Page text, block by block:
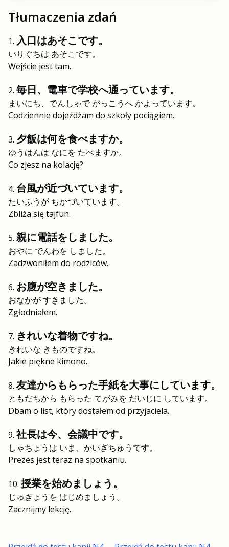
Tłumaczenia zdań
入口はあそこです。
いりぐちは あそこです。
Wejście jest tam.
毎日、電車で学校へ通っています。
まいにち、でんしゃで がっこうへ かよっています。
Codziennie dojeżdżam do szkoły pociągiem.
夕飯は何を食べますか。
ゆうはんは なにを たべますか。
Co zjesz na kolację?
台風が近づいています。
たいふうが ちかづいています。
Zbliża się tajfun.
親に電話をしました。
おやに でんわを しました。
Zadzwoniłem do rodziców.
お腹が空きました。
おなかが すきました。
Zgłodniałem.
きれいな着物ですね。
きれいな きものですね。
Jakie piękne kimono.
友達からもらった手紙を大事にしています。
ともだちから もらった てがみを だいじに しています。
Dbam o list, który dostałem od przyjaciela.
社長は今、会議中です。
しゃちょうは いま、かいぎちゅうです。
Prezes jest teraz na spotkaniu.
授業を始めましょう。
じゅぎょうを はじめましょう。
Zacznijmy lekcję.